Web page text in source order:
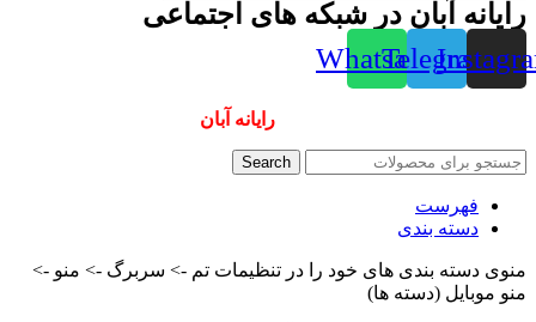
رایانه آبان در شبکه های اجتماعی
Telegram
Whatsapp
رایانه آبان
Search
فهرست
دسته بندی
منوی دسته بندی های خود را در تنظیمات تم -> سربرگ -> منو ->
منو موبایل (دسته ها)